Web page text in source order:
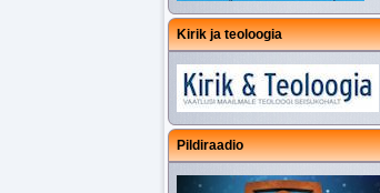
Kirik ja teoloogia
Pildiraadio